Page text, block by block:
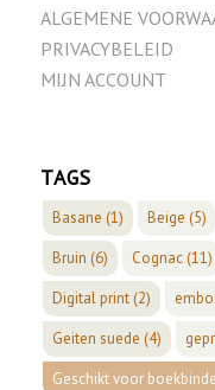
ALGEMENE
PRIVACYBELEID
MIJN ACCOUNT
TAGS
Basane (1) Beige (5)
Bruin (6) Cognac(11)
Digital print(2)
Geiten suede (4)
Geschikt voor